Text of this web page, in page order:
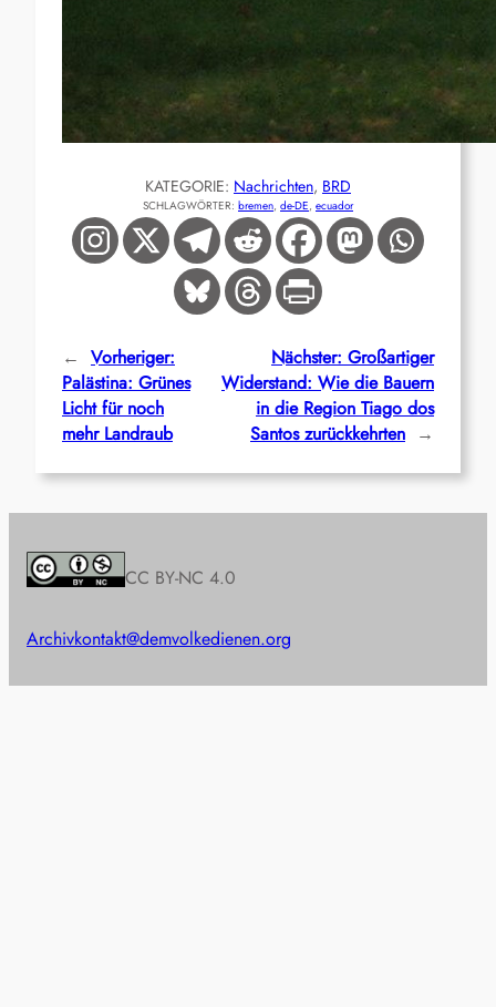
KATEGORIE: Nachrichten, BRD
SCHLAGWÖRTER: bremen, de-DE, ecuador
← Vorheriger:
Palästina: Grünes
Licht für noch
mehr Landraub
Nächster: Großartiger
Widerstand: Wie die Bauern
in die Region Tiago dos
Santos zurückkehrten →
CC BY-NC 4.0
Archivkontakt@demvolkedienen.org